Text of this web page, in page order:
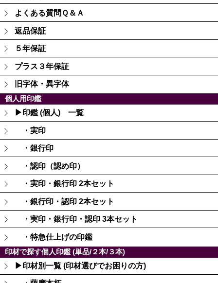
よくある質問Ｑ＆Ａ
返品保証
５年保証
プラス３年保証
旧字体・異字体
個人用印鑑
▶印鑑 (個人) 一覧
・実印
・銀行印
・認印（認め印）
・実印・銀行印 2本セット
・銀行印・認印 2本セット
・実印・銀行印・認印 3本セット
・特急仕上げの印鑑
印材で探す個人印鑑 (単品/２本/３本)
▶印材別一覧 (印材選びでお困りの方)